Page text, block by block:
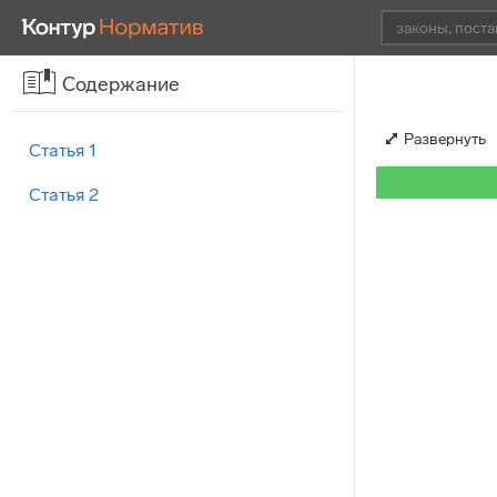
Содержание
Статья 1
Статья 2
Развернуть